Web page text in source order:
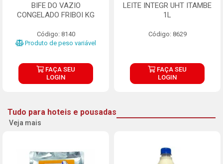
BIFE DO VAZIO
CONGELADO FRIBOI KG
Código: 8140
Produto de peso variável
FAÇA SEU
LOGIN
LEITE INTEGR UHT ITAMBE
1L
Código: 8629
FAÇA SEU
LOGIN
Tudo para hoteis e pousadas
Veja mais